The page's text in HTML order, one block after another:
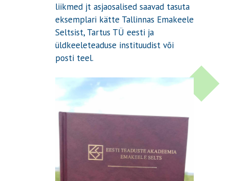
liikmed jt asjaosalised saavad tasuta
eksemplari kätte Tallinnas Emakeele
Seltsist, Tartus TÜ eesti ja
üldkeeleteaduse instituudist või
posti teel.